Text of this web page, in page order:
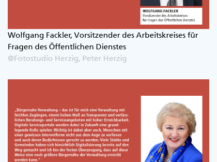
Wolfgang Fackler, Vorsitzender des Arbeitskreises für
Fragen des Öffentlichen Dienstes
@Fotostudio Herzig, Peter Herzig